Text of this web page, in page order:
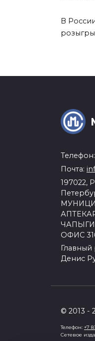
В
Телефон:
Почта:
197022,
ОФИС
Денис
© 2013 -
Телефон: +7
Сетевое